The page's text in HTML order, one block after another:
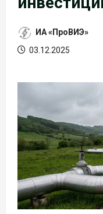
ИА «ПроВИЭ»
03.12.2025